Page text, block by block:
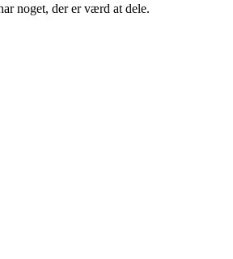
noget, der er værd at dele.